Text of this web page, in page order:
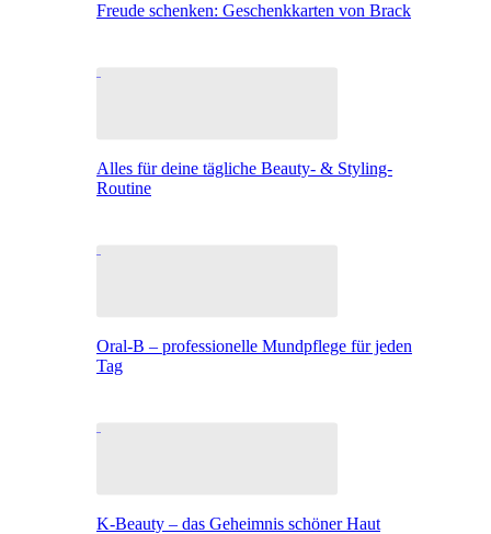
Freude schenken: Geschenkkarten von Brack
Alles für deine tägliche Beauty- & Styling-
Routine
Oral-B – professionelle Mundpflege für jeden
Tag
K-Beauty – das Geheimnis schöner Haut